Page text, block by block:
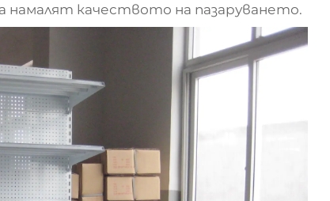
намалят качеството на пазаруването.